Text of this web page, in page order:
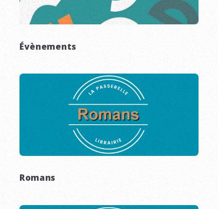
Évènements
Romans